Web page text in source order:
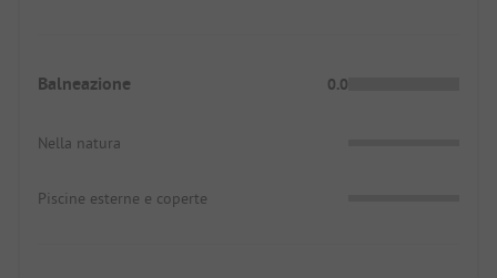
Balneazione 0.0
Nella natura
Piscine esterne e coperte